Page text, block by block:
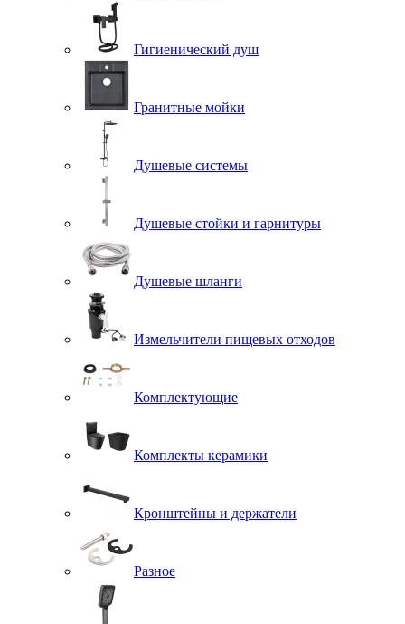
Гигиенический душ
Гранитные мойки
Душевые системы
Душевые стойки и гарнитуры
Душевые шланги
Измельчители пищевых отходов
Комплектующие
Комплекты керамики
Кронштейны и держатели
Разное